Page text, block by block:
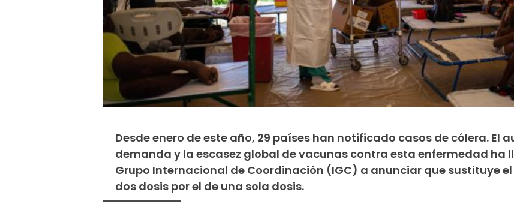
Desde enero de este año, 29 países han notificado casos de cólera. El
demanda y la escasez global de vacunas contra esta enfermedad ha
Grupo Internacional de Coordinación (IGC) a anunciar que sustituye
dos dosis por el de una sola dosis.